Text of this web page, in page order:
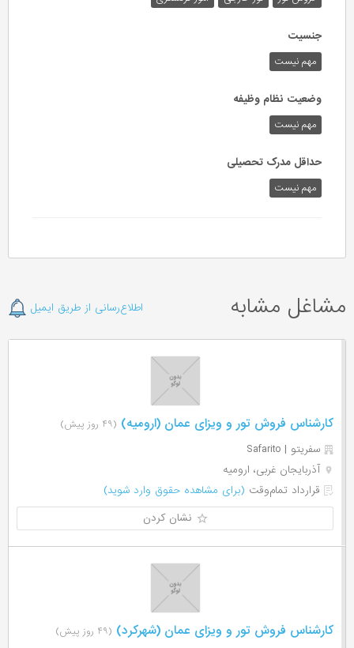
جنسیت
مهم نیست
وضعیت نظام وظیفه
مهم‌ نیست
حداقل مدرک تحصیلی
مهم نیست
مشاغل مشابه اطلاع‌رسانی از طریق ایمیل
کارشناس فروش تور و ویزای عمان (ارومیه) (۴۹ روز پیش)
سفریتو | Safarito
آذربایجان غربی، ارومیه
قرارداد تمام‌وقت (برای مشاهده حقوق وارد شوید)
نشان کردن
کارشناس فروش تور و ویزای عمان (شهرکرد) (۴۹ روز پیش)